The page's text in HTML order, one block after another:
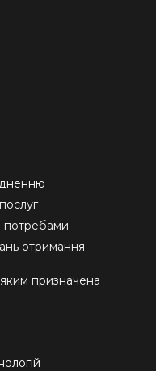
потребами
отримання
яким призначена